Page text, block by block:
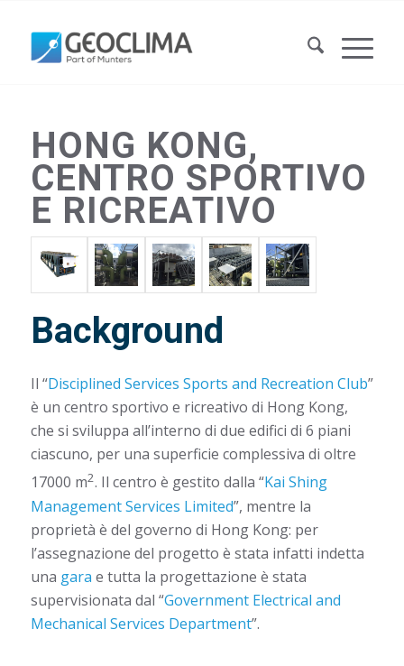
HONG KONG,
CENTRO SPORTIVO
E RICREATIVO
Background
Il “Disciplined Services Sports and Recreation Club”
è un centro sportivo e ricreativo di Hong Kong,
che si sviluppa all’interno di due edifici di 6 piani
ciascuno, per una superficie complessiva di oltre
17000 m2. Il centro è gestito dalla “Kai Shing
Management Services Limited”, mentre la
proprietà è del governo di Hong Kong: per
l’assegnazione del progetto è stata infatti indetta
una gara e tutta la progettazione è stata
supervisionata dal “Government Electrical and
Mechanical Services Department”.